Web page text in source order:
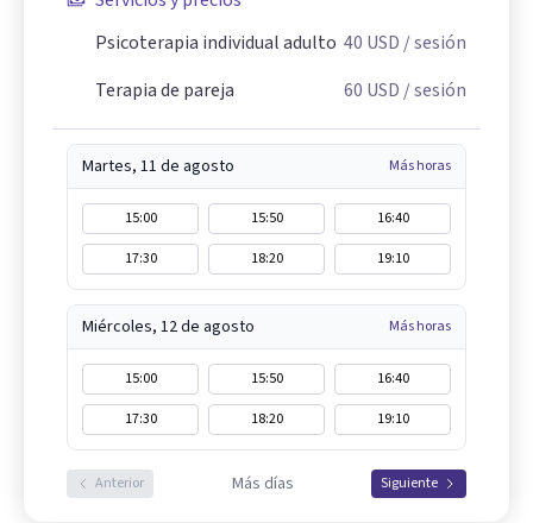
Psicoterapia individual adulto 40 USD / sesión
Terapia de pareja
60 USD / sesión
Martes, 11 de agosto Más horas
15:00 15:50
16:40
17:30
18:20 19:10
Miércoles, 12 de agosto Más horas
15:00 15:50
16:40
17:30
18:20 19:10
Anterior Más días Siguiente